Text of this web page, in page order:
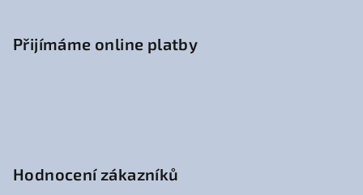
Přijímáme online platby
Hodnocení zákazníků